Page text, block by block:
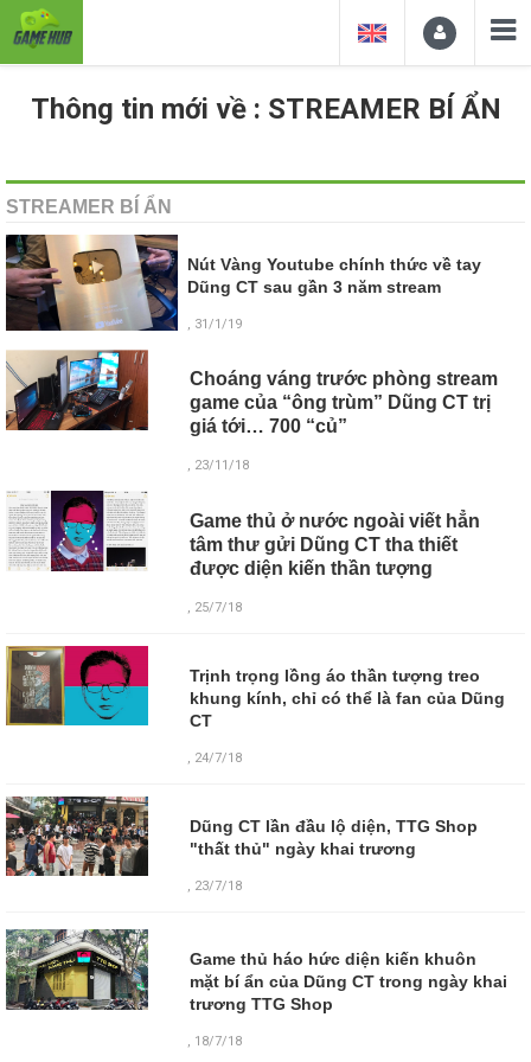
Thông tin mới về : STREAMER BÍ ẨN
STREAMER BÍ ẨN
Nút Vàng Youtube chính thức về tay
Dũng CT sau gần 3 năm stream
, 31/1/19
Choáng váng trước phòng stream
game của “ông trùm” Dũng CT trị
giá tới… 700 “củ”
, 23/11/18
Game thủ ở nước ngoài viết hẳn
tâm thư gửi Dũng CT tha thiết
được diện kiến thần tượng
, 25/7/18
Trịnh trọng lồng áo thần tượng treo
khung kính, chỉ có thể là fan của Dũng
CT
, 24/7/18
Dũng CT lần đầu lộ diện, TTG Shop
"thất thủ" ngày khai trương
, 23/7/18
Game thủ háo hức diện kiến khuôn
mặt bí ẩn của Dũng CT trong ngày khai
trương TTG Shop
, 18/7/18